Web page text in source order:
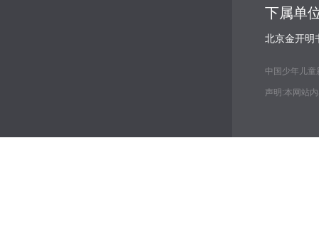
下属单
北京金开明
中国少年儿
声明:本网站